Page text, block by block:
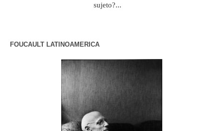
sujeto?...
FOUCAULT LATINOAMERICA